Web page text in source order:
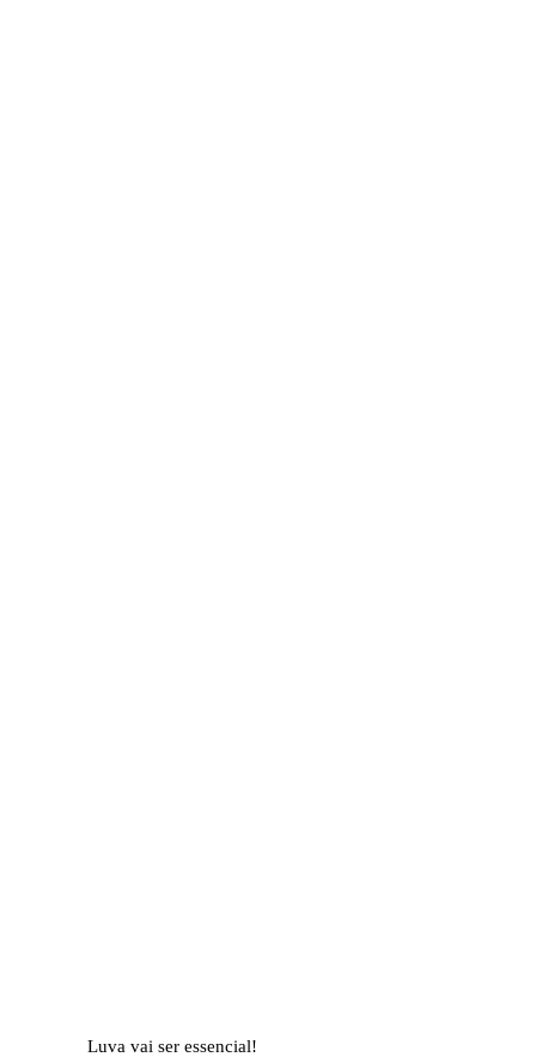
Luva vai ser essencial!